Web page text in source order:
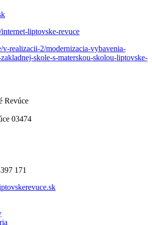
liptovske-revuce
v-realizacii-2/modernizacia-vybavenia-
skole-s-materskou-skolou-liptovske-
Revúce
03474
171